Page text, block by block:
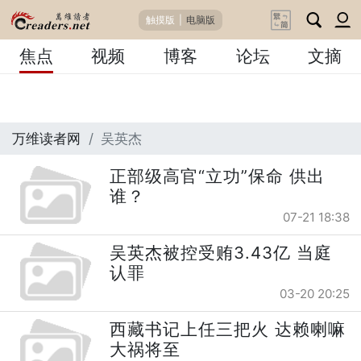
触摸版 电脑版
焦点 视频 博客 论坛 文摘
万维读者网 吴英杰
正部级高官“立功”保命 供出
谁？
07-21 18:38
吴英杰被控受贿3.43亿 当庭
认罪
03-20 20:25
西藏书记上任三把火 达赖喇嘛
大祸将至